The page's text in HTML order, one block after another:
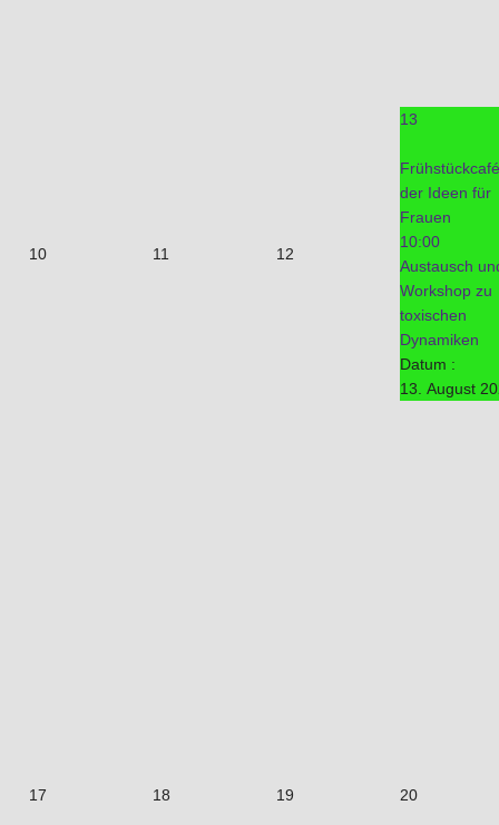
10 11 12
13
Frühstückcafé
der Ideen für
Frauen
10:00
Austausch
Workshop zu
toxischen
Dynamiken
Datum :
13. August
17 18 19 20